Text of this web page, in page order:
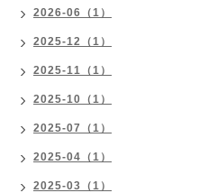
2026-06（1）
2025-12（1）
2025-11（1）
2025-10（1）
2025-07（1）
2025-04（1）
2025-03（1）